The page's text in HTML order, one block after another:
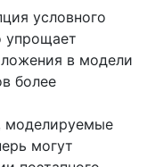
условного
упрощает
в модели
более
моделируемые
могут